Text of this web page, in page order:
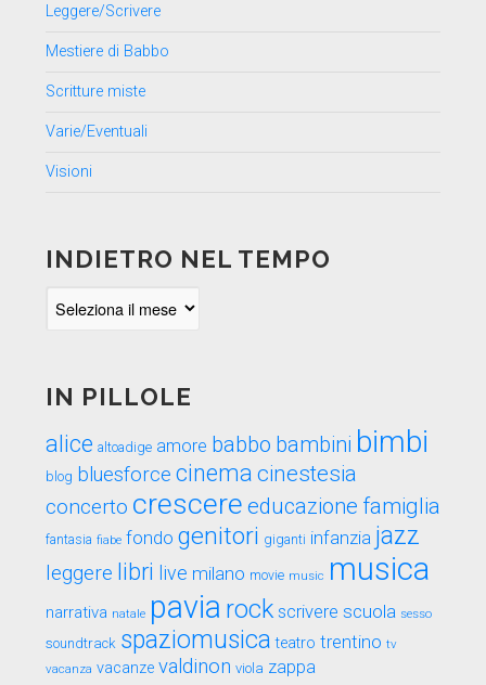
Leggere/Scrivere
Mestiere di Babbo
Scritture miste
Varie/Eventuali
Visioni
INDIETRO NEL TEMPO
IN PILLOLE
alice altoadige amore babbo bambini bimbi
blog bluesforce cinema cinestesia
concerto crescere educazione famiglia
fantasia fiabe fondo genitori giganti infanzia jazz
leggere libri live milano movie music musica
narrativa natale pavia rock scrivere scuola sesso
soundtrack spaziomusica teatro trentino tv
vacanza vacanze valdinon viola zappa